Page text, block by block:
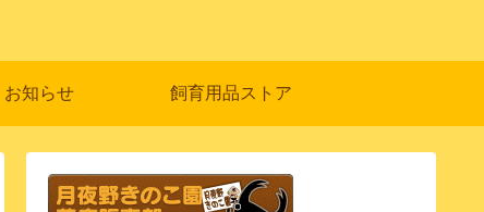
お知らせ 飼育用品ストア